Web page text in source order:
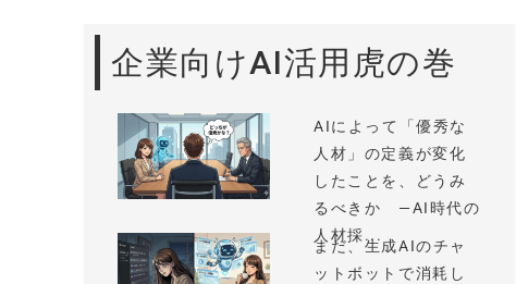
企業向けAI活用虎の巻
AIによって「優秀な
人材」の定義が変化
したことを、どうみ
るべきか —AI時代の
人材採...
まだ、生成AIのチャ
ットボットで消耗し